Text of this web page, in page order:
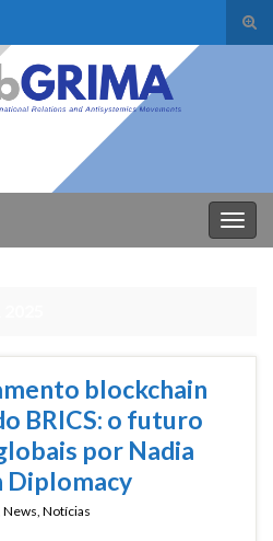
blockchain
BRICS: o futuro
por Nadia
Diplomacy
News, Notícias